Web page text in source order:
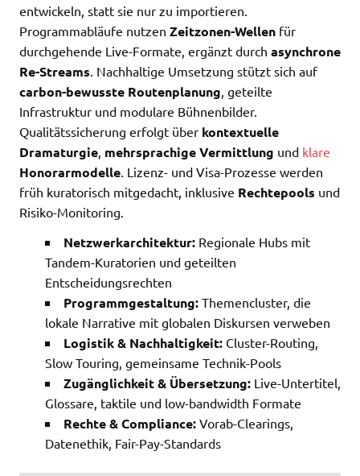
entwickeln, statt sie nur zu importieren.
Programmabläufe nutzen Zeitzonen-Wellen für
durchgehende Live-Formate, ergänzt durch asynchrone
Re-Streams . Nachhaltige Umsetzung stützt sich auf
carbon-bewusste Routenplanung , geteilte
Infrastruktur und modulare Bühnenbilder.
Qualitätssicherung erfolgt über kontextuelle
Dramaturgie mehrsprachige Vermittlung und klare
Honorarmodelle . Lizenz- und Visa-Prozesse werden
früh kuratorisch mitgedacht, inklusive Rechtepools und
Risiko-Monitoring.
Netzwerkarchitektur: Regionale Hubs mit
Tandem-Kuratorien und geteilten
Entscheidungsrechten
Programmgestaltung: Themencluster, die
lokale Narrative mit globalen Diskursen verweben
Logistik & Nachhaltigkeit: Cluster-Routing,
Slow Touring, gemeinsame Technik-Pools
Zugänglichkeit & Übersetzung: Live-Untertitel,
Glossare, taktile und low-bandwidth Formate
Rechte & Compliance: Vorab-Clearings,
Datenethik, Fair-Pay-Standards